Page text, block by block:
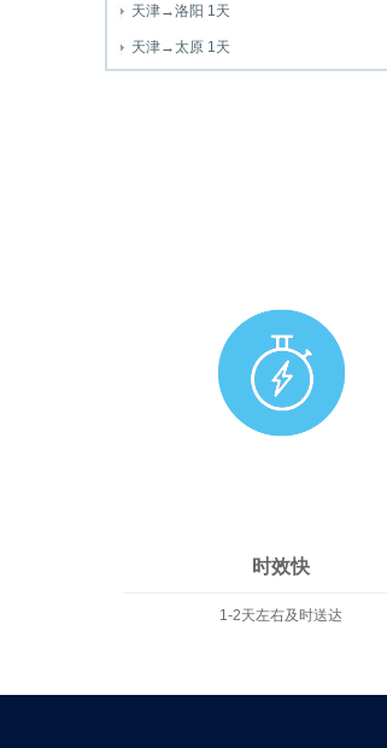
天津→洛阳 1天
天津→太原 1天
时效快
1-2天左右及时送达